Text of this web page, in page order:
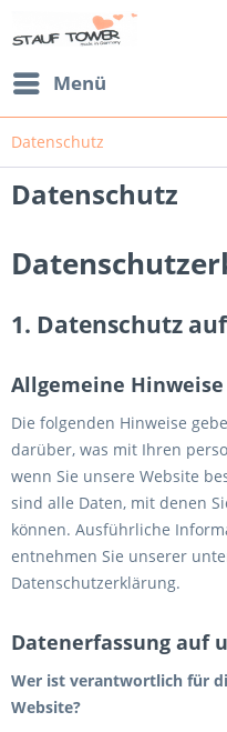
Menü
Datenschutz
Datenschutz
1. Datenschutz
Allgemeine Hinweise
Die folgenden Hinweise
darüber, was mit Ihren
wenn Sie unsere Website
sind alle Daten, mit denen
können. Ausführliche
entnehmen Sie unserer
Datenschutzerklärung.
Datenerfassung auf
Wer ist verantwortlich für
Website?